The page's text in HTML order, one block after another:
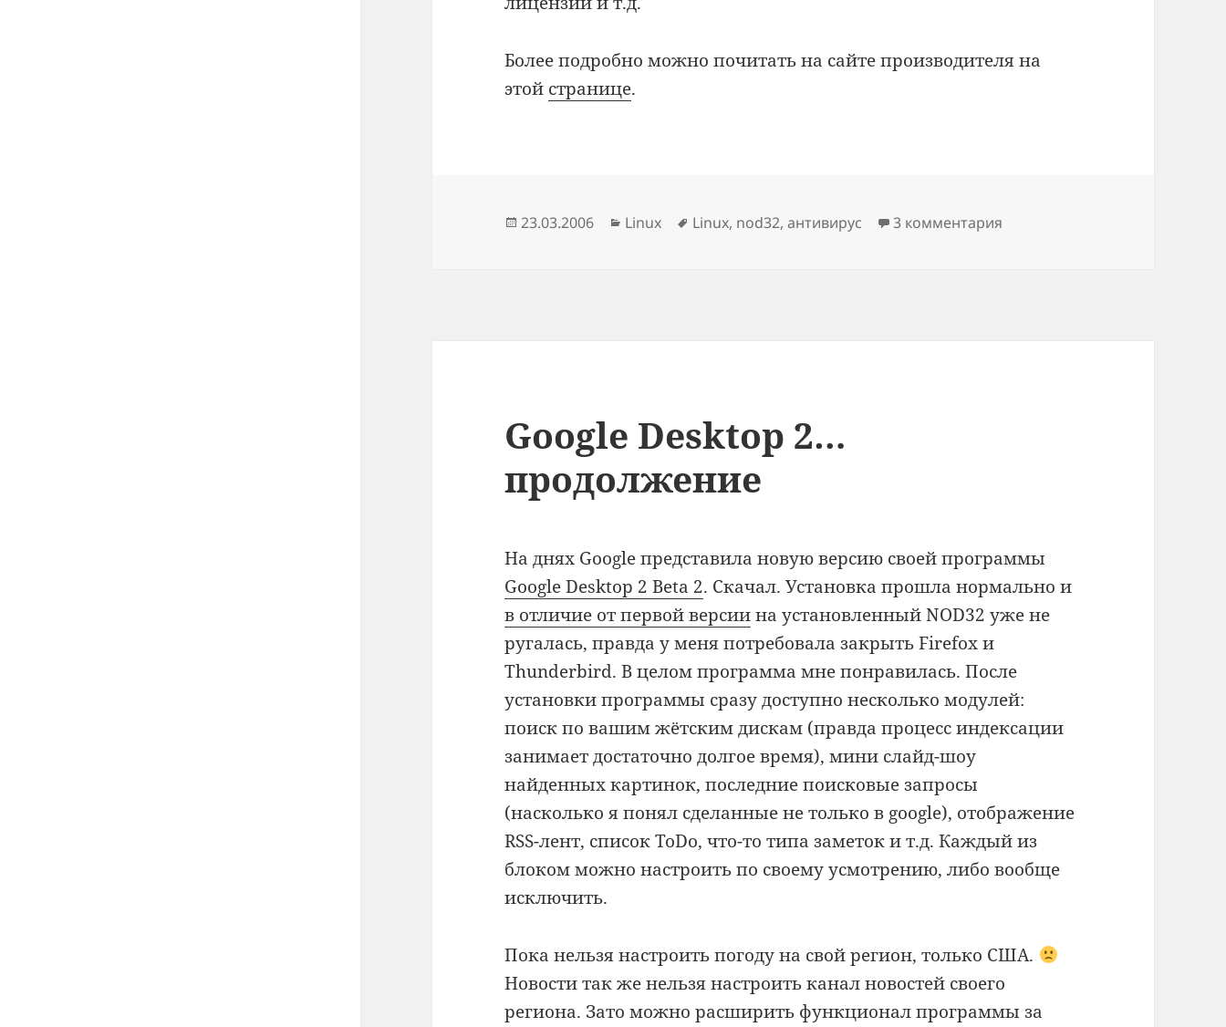
Более подробно можно почитать на сайте производителя на
этой странице.
Опубликовано
23.03.2006 Рубрики
Linux Метки
Linux, nod32,антивирус 3 комментария
Google Desktop 2…
продолжение
На днях Google представила новую версию своей программы
Google Desktop 2 Beta 2. Скачал. Установка прошла нормально и
в отличие от первой версиина установленный NOD32 уже не
ругалась, правда у меня потребовала закрыть Firefox и
Thunderbird. В целом программа мне понравилась. После
установки программы сразу доступно несколько модулей:
поиск по вашим жётским дискам (правда процесс индексации
занимает достаточно долгое время), мини слайд-шоу
найденных картинок, последние поисковые запросы
(насколько я понял сделанные не только в google), отображение
RSS-лент, список ToDo, что-то типа заметок и т.д. Каждый из
блоком можно настроить по своему усмотрению, либо вообще
исключить.
Пока нельзя настроить погоду на свой регион, только США.
Новости так же нельзя настроить канал новостей своего
региона. Зато можно расширить функционал программы за